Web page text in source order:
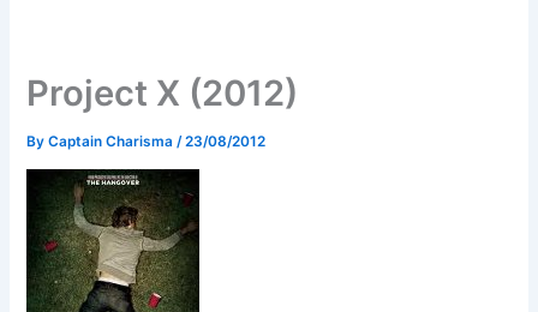
Project X (2012)
ByCaptain Charisma /23/08/2012